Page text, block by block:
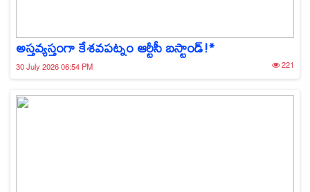
అస్తవ్యస్తంగా కేశవపట్నం ఆర్టీసీ బస్టాండ్!*
30 July 2026 06:54 PM 221